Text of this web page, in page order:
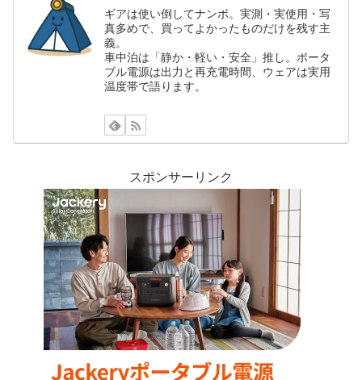
ギアは使い倒してナンボ。実測・実使用・写
真多めで、買ってよかったものだけを残す主
義。
車中泊は「静か・軽い・安全」推し。ポータ
ブル電源は出力と再充電時間、ウェアは実用
温度帯で語ります。
スポンサーリンク